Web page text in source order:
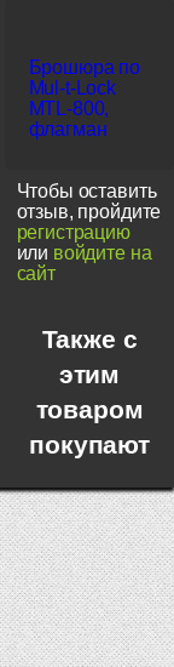
Брошюра по
Mul-t-Lock
MTL-800,
флагман
Чтобы оставить
отзыв, пройдите
регистрацию
или войдите на
сайт
Также с
этим
товаром
покупают